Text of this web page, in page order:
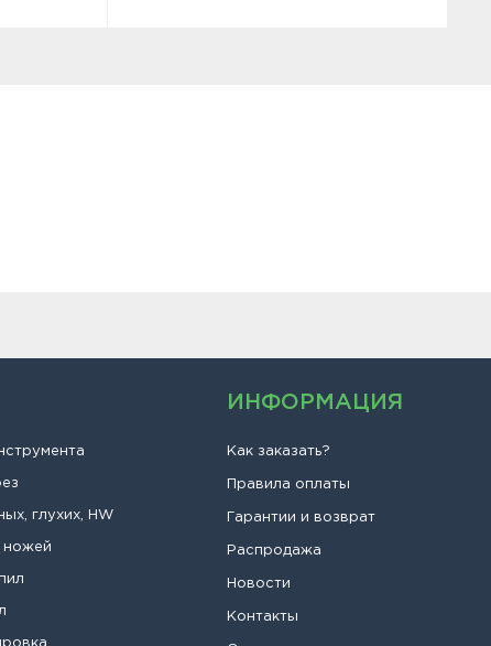
глухих, HW
ножей
ИНФОРМАЦИЯ
Как заказать?
Правила оплаты
Гарантии и возврат
Распродажа
Новости
Контакты